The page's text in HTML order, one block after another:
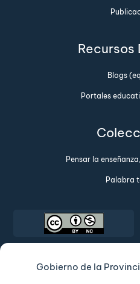
Blogs
Portales
Pensar la
Palabra
Gobierno de la